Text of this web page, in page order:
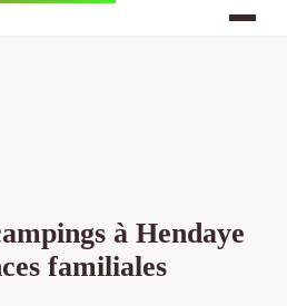
à Hendaye
familiales